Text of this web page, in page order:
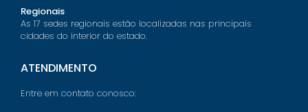
Regionais
As 17 sedes regionais estão localizadas nas principais
cidades do interior do estado.
ATENDIMENTO
Entre em contato conosco: